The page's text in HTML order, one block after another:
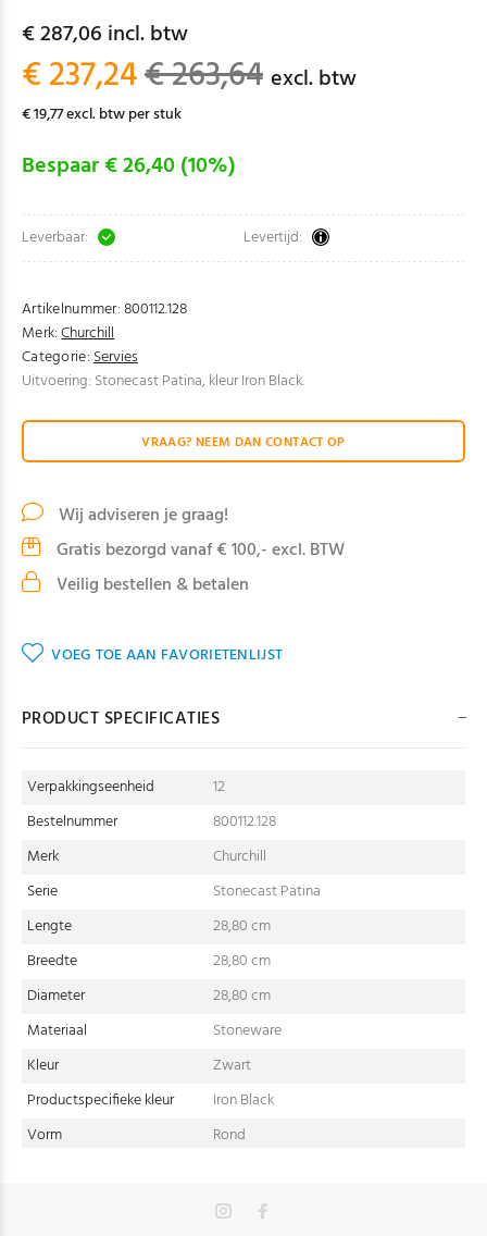
€ 287,06 incl. btw
€ 237,24€ 263,64 excl. btw
€ 19,77 excl. btw per stuk
Bespaar € 26,40 (10%)
Leverbaar: Levertijd:
Artikelnummer:800112.128
Merk:Churchill
Categorie:Servies
Uitvoering: Stonecast Patina, kleur Iron Black.
VRAAG? NEEM DAN CONTACT OP
Wij adviseren je graag!
Gratis bezorgd vanaf € 100,- excl. BTW
Veilig bestellen & betalen
VOEG TOE AAN FAVORIETENLIJST
PRODUCT SPECIFICATIES
Verpakkingseenheid
12
Bestelnummer
800112.128
Merk
Churchill
Serie
Stonecast Patina
Lengte
28,80 cm
Breedte
28,80 cm
Diameter
28,80 cm
Materiaal
Stoneware
Kleur
Zwart
Productspecifieke kleur
Iron Black
Vorm
Rond